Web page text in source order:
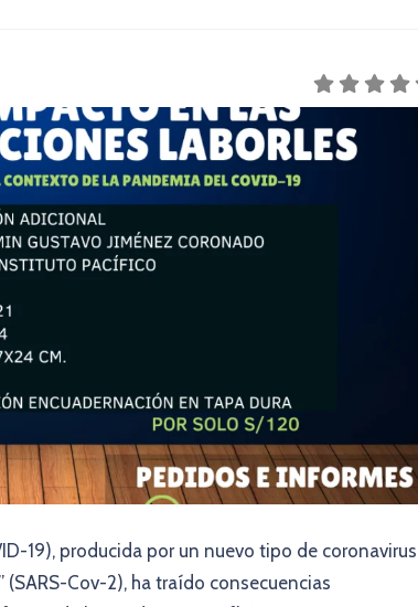
19), producida por un nuevo tipo de coronavirus
Cov-2), ha traído consecuencias